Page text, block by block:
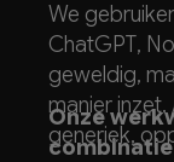
We
ChatGPT,
geweldig,
manier
generiek,
Onze